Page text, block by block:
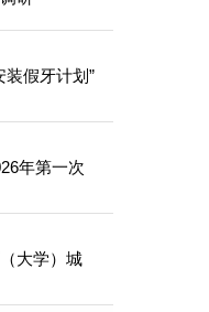
装假牙计划”
年第一次
大学）城